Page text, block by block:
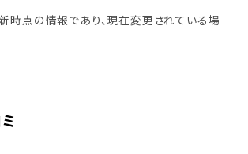
点の情報であり、現在変更されている場